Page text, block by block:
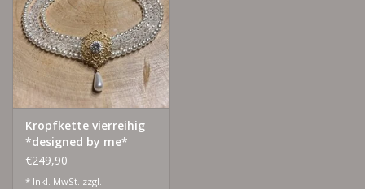
Lieblingsmensch Kollektion
Ohrringe & Ohrstecker
Armbänder
Tücher
Kropfkette vierreihig
*designed by me*
€249,90
* Inkl. MwSt. zzgl.